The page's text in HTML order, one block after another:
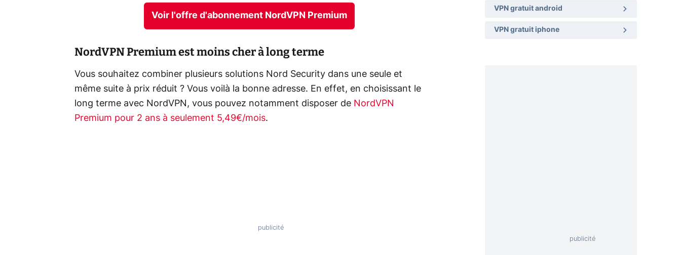
Voir l'offre d'abonnement NordVPN Premium
NordVPN Premium est moins cher à long terme
Vous souhaitez combiner plusieurs solutions Nord Security dans une seule et
même suite à prix réduit ? Vous voilà la bonne adresse. En effet, en choisissant le
long terme avec NordVPN, vous pouvez notamment disposer de NordVPN
Premium pour 2 ans à seulement 5,49€/mois.
VPN gratuit android
VPN gratuit iphone